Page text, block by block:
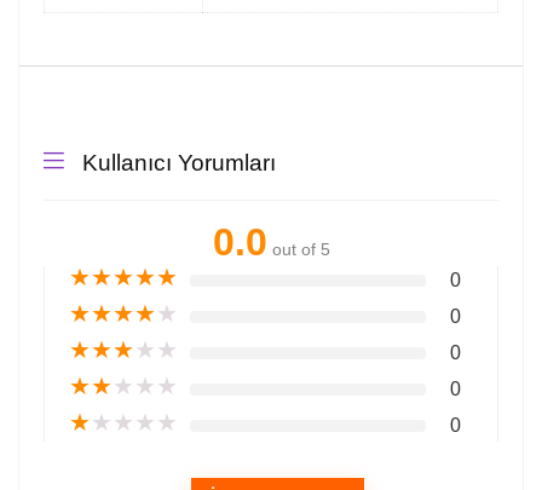
Kullanıcı Yorumları
0.0 out of 5
★★★★★ 0
★★★★★ 0
★★★★★ 0
★★★★★ 0
★★★★★ 0